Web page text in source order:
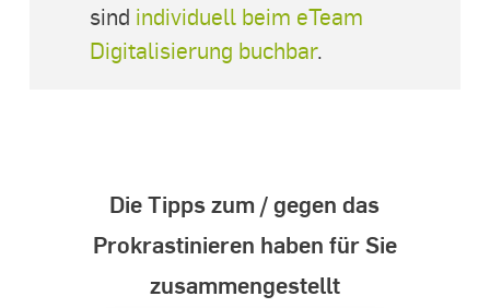
sind individuell beim eTeam
Digitalisierung buchbar.
Die Tipps zum / gegen das
Prokrastinieren haben für Sie
zusammengestellt